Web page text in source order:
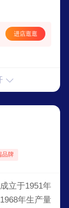
进店逛逛
品牌
立于1951年
年生产量